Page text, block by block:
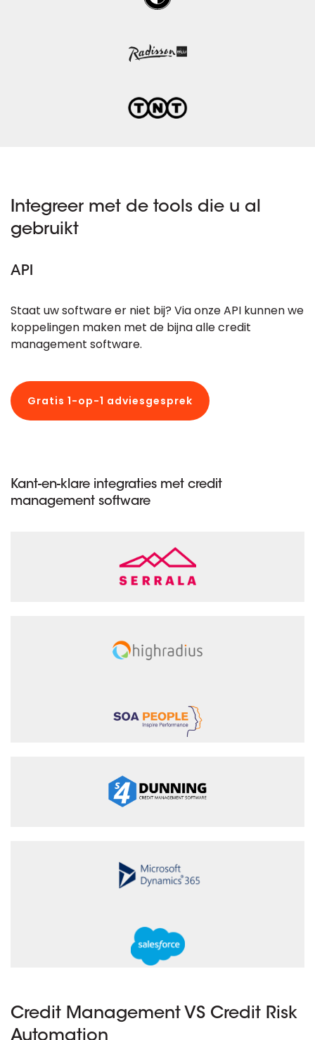
Integreer met de tools die u al
gebruikt
API
Staat uw software er niet bij? Via onze API kunnen we
koppelingen maken met de bijna alle credit
management software.
Gratis 1-op-1 adviesgesprek
Kant-en-klare integraties met credit
management software
Credit Management VS Credit Risk
Automation